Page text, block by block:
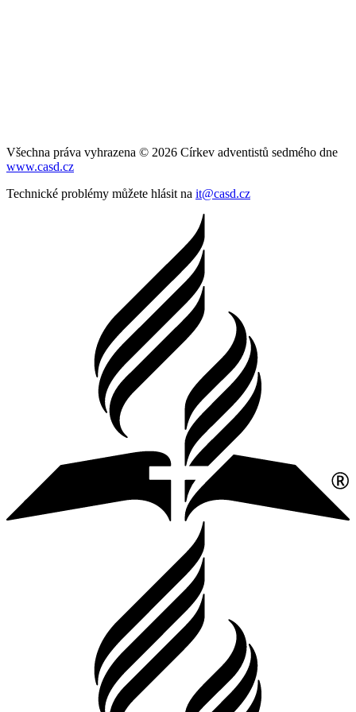
Všechna práva vyhrazena © 2026 Církev adventistů sedmého dne
www.casd.cz
Technické problémy můžete hlásit na it@casd.cz